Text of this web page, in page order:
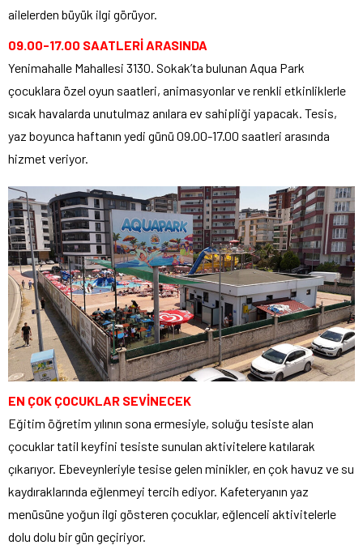
ailelerden büyük ilgi görüyor.
09.00-17.00 SAATLERİ ARASINDA
Yenimahalle Mahallesi 3130. Sokak’ta bulunan Aqua Park
çocuklara özel oyun saatleri, animasyonlar ve renkli etkinliklerle
sıcak havalarda unutulmaz anılara ev sahipliği yapacak. Tesis,
yaz boyunca haftanın yedi günü 09.00-17.00 saatleri arasında
hizmet veriyor.
EN ÇOK ÇOCUKLAR SEVİNECEK
Eğitim öğretim yılının sona ermesiyle, soluğu tesiste alan
çocuklar tatil keyfini tesiste sunulan aktivitelere katılarak
çıkarıyor. Ebeveynleriyle tesise gelen minikler, en çok havuz ve su
kaydıraklarında eğlenmeyi tercih ediyor. Kafeteryanın yaz
menüsüne yoğun ilgi gösteren çocuklar, eğlenceli aktivitelerle
dolu dolu bir gün geçiriyor.